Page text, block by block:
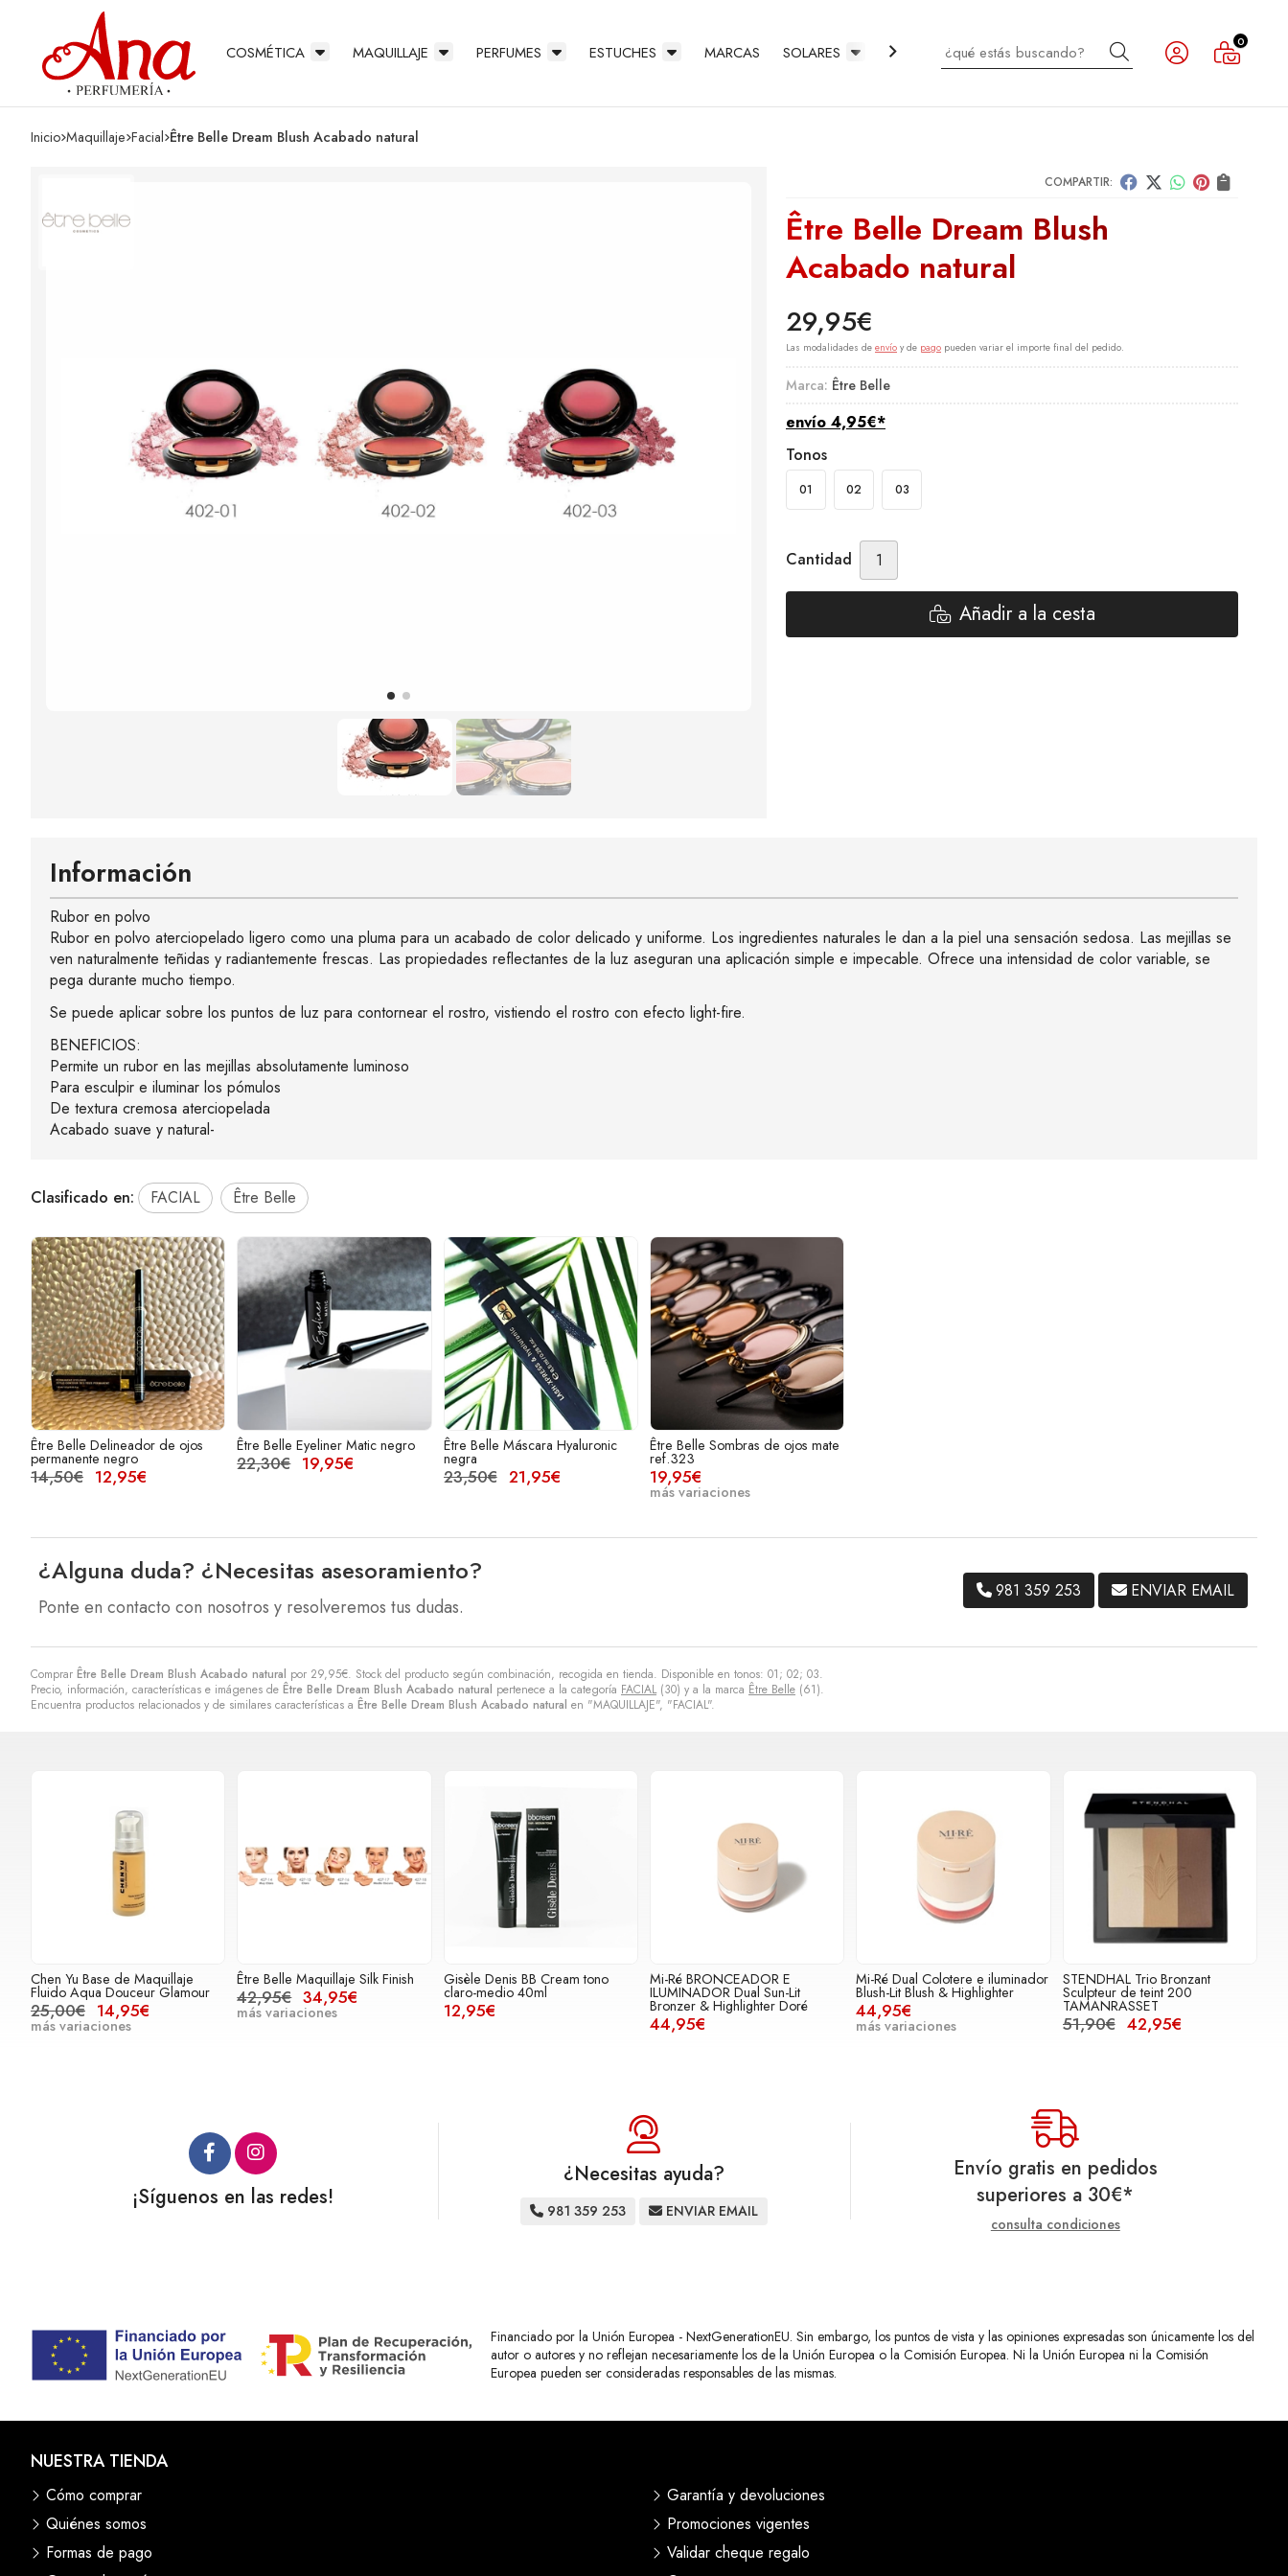
COSMÉTICA MAQUILLAJE PERFUMES ESTUCHES MARCAS SOLARES CABELLO INFANTIL NOVEDADES OUTLET
Buscar 0
Inicio maquillaje facial Être Belle Dream Blush Acabado natural
COMPARTIR:
Être Belle Dream Blush
Acabado natural
29,95€
Las modalidades de envío y de pago pueden variar el importe final del pedido.
Marca: Être Belle
envío 4,95€*
Tonos
01 02 03
Cantidad
Añadir a la cesta
Comprar Être Belle Dream Blush Acabado natural por 29,95€. Stock del producto según combinación, recogida en tienda. Disponible en tonos: 01; 02; 03.
Precio, información, características e imágenes de Être Belle Dream Blush Acabado natural pertenece a la categoría FACIAL(30) y a la marca Être Belle (61).
Encuentra productos relacionados y de similares características a Être Belle Dream Blush Acabado natural en "MAQUILLAJE", "FACIAL".
Información
Rubor en polvo
Rubor en polvo aterciopelado ligero como una pluma para un acabado de color delicado y uniforme. Los ingredientes naturales le dan a la piel una sensación sedosa. Las mejillas se
ven naturalmente teñidas y radiantemente frescas. Las propiedades reflectantes de la luz aseguran una aplicación simple e impecable. Ofrece una intensidad de color variable, se
pega durante mucho tiempo.
Se puede aplicar sobre los puntos de luz para contornear el rostro, vistiendo el rostro con efecto light-fire.
BENEFICIOS:
Permite un rubor en las mejillas absolutamente luminoso
Para esculpir e iluminar los pómulos
De textura cremosa aterciopelada
Acabado suave y natural-
Clasificado en: FACIAL Être Belle
Être Belle Delineador de ojos
permanente negro
14,50€ 12,95€
Être Belle Eyeliner Matic negro
22,30€ 19,95€
Être Belle Máscara Hyaluronic
negra
23,50€ 21,95€
Être Belle Sombras de ojos mate
ref.323
19,95€
más variaciones
¿Alguna duda? ¿Necesitas asesoramiento?
Ponte en contacto con nosotros y resolveremos tus dudas.
981 359 253 ENVIAR EMAIL
Chen Yu Base de Maquillaje
Fluido Aqua Douceur Glamour
25,00€ 14,95€
más variaciones
Être Belle Maquillaje Silk Finish
42,95€ 34,95€
más variaciones
Gisèle Denis BB Cream tono
claro-medio 40ml
12,95€
Mi-Ré BRONCEADOR E
ILUMINADOR Dual Sun-Lit
Bronzer & Highlighter Doré
44,95€
Mi-Ré Dual Colotere e iluminador
Blush-Lit Blush & Highlighter
44,95€
más variaciones
STENDHAL Trio Bronzant
Sculpteur de teint 200
TAMANRASSET
51,90€ 42,95€
¡Síguenos en las redes!
¿Necesitas ayuda?
981 359 253 ENVIAR EMAIL
Envío gratis en pedidos
superiores a 30€*
consulta condiciones
Financiado por la Unión Europea - NextGenerationEU. Sin embargo, los puntos de vista y las opiniones expresadas son únicamente los del
autor o autores y no reflejan necesariamente los de la Unión Europea o la Comisión Europea. Ni la Unión Europea ni la Comisión
Europea pueden ser consideradas responsables de las mismas.
NUESTRA TIENDA
Cómo comprar
Quiénes somos
Formas de pago
Garantía y devoluciones
Promociones vigentes
Validar cheque regalo